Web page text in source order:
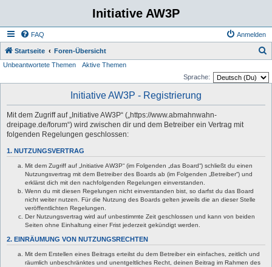
Initiative AW3P
FAQ Anmelden
Startseite Foren-Übersicht
Unbeantwortete Themen
Aktive Themen
Sprache:
Initiative AW3P - Registrierung
Mit dem Zugriff auf „Initiative AW3P“ („https://www.abmahnwahn-
dreipage.de/forum“) wird zwischen dir und dem Betreiber ein Vertrag mit
folgenden Regelungen geschlossen:
1. NUTZUNGSVERTRAG
Mit dem Zugriff auf „Initiative AW3P“ (im Folgenden „das Board“) schließt du einen
Nutzungsvertrag mit dem Betreiber des Boards ab (im Folgenden „Betreiber“) und
erklärst dich mit den nachfolgenden Regelungen einverstanden.
Wenn du mit diesen Regelungen nicht einverstanden bist, so darfst du das Board
nicht weiter nutzen. Für die Nutzung des Boards gelten jeweils die an dieser Stelle
veröffentlichten Regelungen.
Der Nutzungsvertrag wird auf unbestimmte Zeit geschlossen und kann von beiden
Seiten ohne Einhaltung einer Frist jederzeit gekündigt werden.
2. EINRÄUMUNG VON NUTZUNGSRECHTEN
Mit dem Erstellen eines Beitrags erteilst du dem Betreiber ein einfaches, zeitlich und
räumlich unbeschränktes und unentgeltliches Recht, deinen Beitrag im Rahmen des